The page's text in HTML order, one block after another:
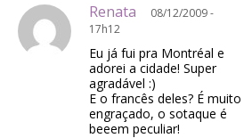
Renata
08/12/2009 -
17h12
Eu já fui pra Montréal e
adorei a cidade! Super
agradável :)
E o francês deles? É muito
engraçado, o sotaque é
beeem peculiar!